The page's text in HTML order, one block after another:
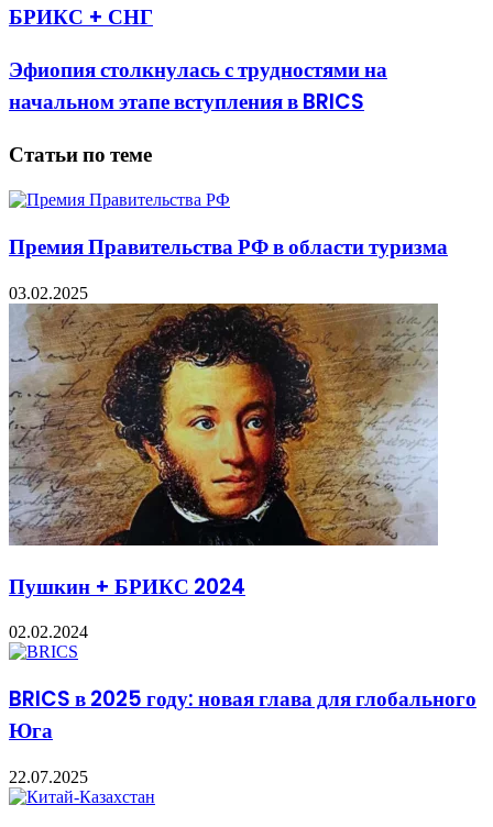
БРИКС + СНГ
Эфиопия столкнулась с трудностями на
начальном этапе вступления в BRICS
Статьи по теме
Премия Правительства РФ в области туризма
03.02.2025
Пушкин + БРИКС 2024
02.02.2024
BRICS в 2025 году: новая глава для глобального
Юга
22.07.2025